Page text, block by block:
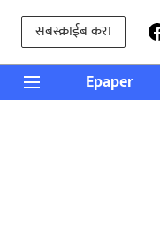
सबस्क्राईब करा
Epaper